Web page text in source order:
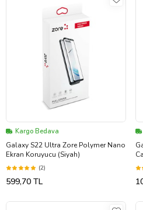
Kargo Bedava
Galaxy S22 Ultra Zore Polymer Nano
Ekran Koruyucu (Siyah)
(2)
599,70 TL